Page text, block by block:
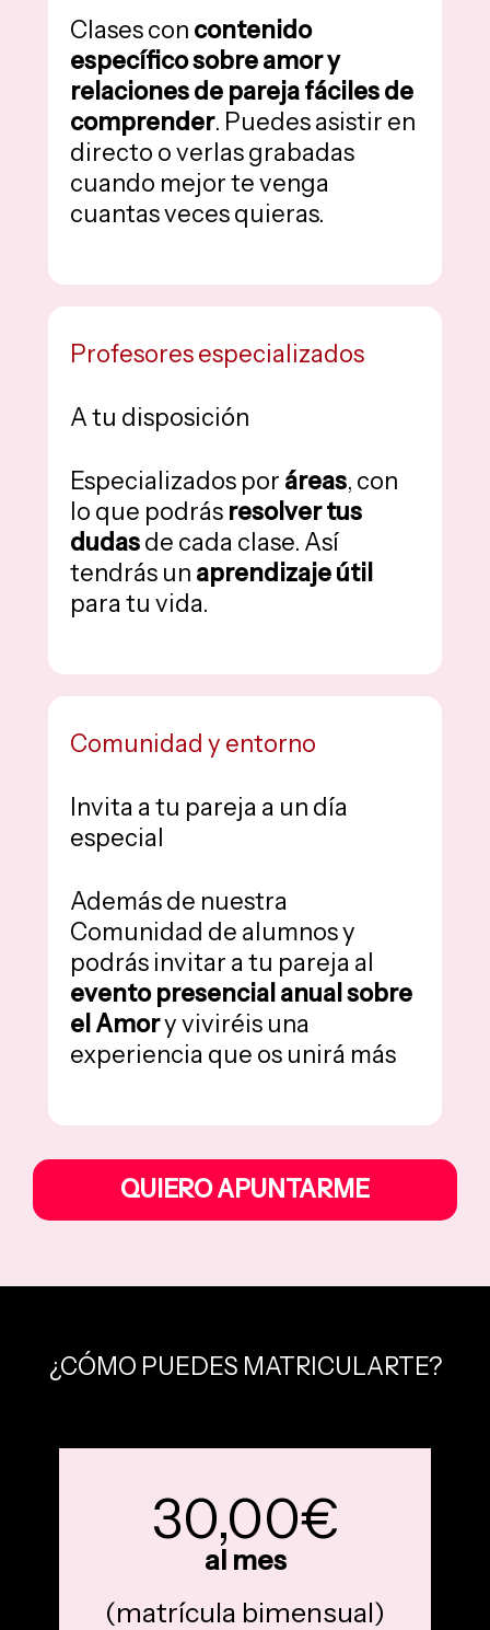
Clases con contenido
específico sobre amor y
relaciones de pareja fáciles de
comprender. Puedes asistir en
directo o verlas grabadas
cuando mejor te venga
cuantas veces quieras.
Profesores especializados
A tu disposición
Especializados por áreas, con
lo que podrás resolver tus
dudasde cada clase. Así
tendrás un aprendizaje útil
para tu vida.
Comunidad y entorno
Invita a tu pareja a un día
especial
Además de nuestra
Comunidad de alumnos y
podrás invitar a tu pareja al
evento presencial anual sobre
el Amory viviréis una
experiencia que os unirá más
QUIERO APUNTARME
¿CÓMO PUEDES MATRICULARTE?
30,00€
al mes
(matrícula bimensual)